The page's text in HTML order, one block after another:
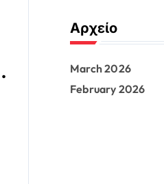
Αρχείο
March 2026
February 2026